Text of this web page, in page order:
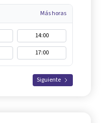
Más horas
14:00
17:00
Siguiente